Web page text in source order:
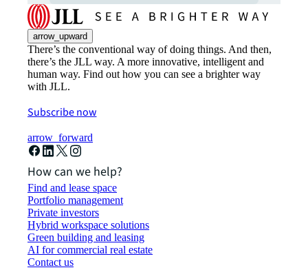
arrow_upward
There’s the conventional way of doing things. And then,
there’s the JLL way. A more innovative, intelligent and
human way. Find out how you can see a brighter way
with JLL.
Subscribe now
arrow_forward
How can we help?
Find and lease space
Portfolio management
Private investors
Hybrid workspace solutions
Green building and leasing
AI for commercial real estate
Contact us